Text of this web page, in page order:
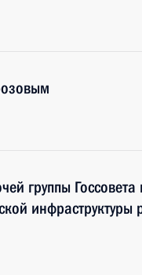
группы
инфраструктуры